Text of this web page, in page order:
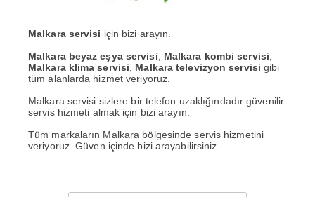
Malkara servisi için bizi arayın.
Malkara beyaz eşya servisi, Malkara kombi servisi,
Malkara klima servisi, Malkara televizyon servisi gibi
tüm alanlarda hizmet veriyoruz.
Malkara servisi sizlere bir telefon uzaklığındadır güvenilir
servis hizmeti almak için bizi arayın.
Tüm markaların Malkara bölgesinde servis hizmetini
veriyoruz. Güven içinde bizi arayabilirsiniz.